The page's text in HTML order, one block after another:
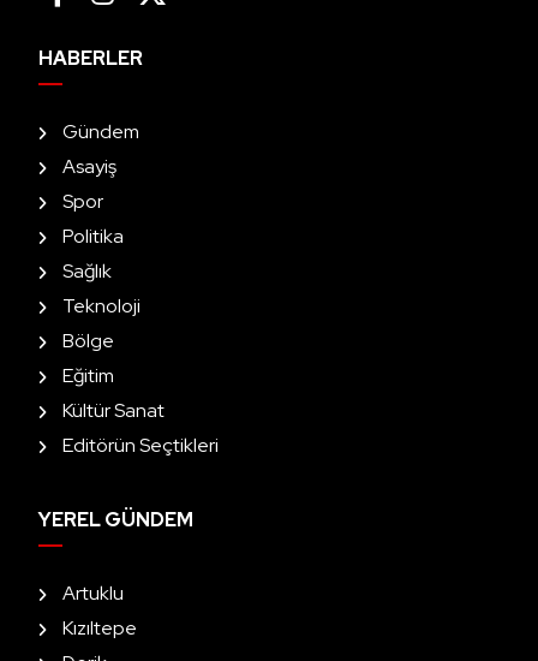
HABERLER
Gündem
Asayiş
Spor
Politika
Sağlık
Teknoloji
Bölge
Eğitim
Kültür Sanat
Editörün Seçtikleri
YEREL GÜNDEM
Artuklu
Kızıltepe